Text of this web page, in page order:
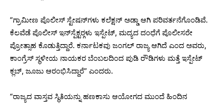
“ಗ್ರಾಮೀಣ ಪೊಲೀಸ್ ಸ್ಟೇಷನ್‍ಗಳು ಕಲೆಕ್ಷನ್ ಅಡ್ಡಾ ಆಗಿ ಪರಿವರ್ತನೆಗೊಂಡಿವೆ.
ಕೆಲವೆಡೆ ಪೊಲೀಸ್ ಇನ್‍ಸ್ಪೆಕ್ಟರ್‍ಗಳು ಇಸ್ಪೇಟ್, ಮದ್ಯದ ದಂಧೆಗೆ ಪೊಲೀಸರೇ
ಪ್ರೋತ್ಸಾಹ ಕೊಡುತ್ತಿದ್ದಾರೆ. ಕರ್ನಾಟಕವು ಜಂಗಲ್ ರಾಜ್ಯ ಆಗಿದೆ ಎಂದ ಅವರು,
ಕಾಂಗ್ರೆಸ್ ಸ್ಥಳೀಯ ನಾಯಕರ ಬೆಂಬಲದಿಂದ ಪುಡಿ ರೌಡಿಗಳು ಮತ್ತೆ ಇಸ್ಪೇಟ್
ಕ್ಲಬ್, ಜೂಜು ಆರಂಭಿಸಿದ್ದಾರೆ” ಎಂದರು.
“ರಾಜ್ಯದ ವಾಸ್ತವ ಸ್ಥಿತಿಯನ್ನು ಹಣಕಾಸು ಆಯೋಗದ ಮುಂದೆ ಹಿಂದಿನ